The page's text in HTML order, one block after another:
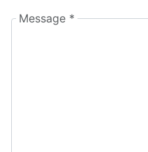
Message *